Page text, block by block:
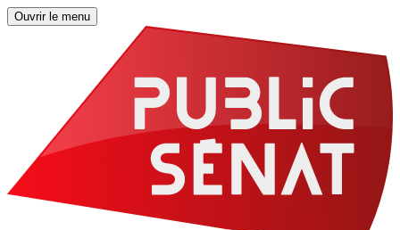
Ouvrir le menu